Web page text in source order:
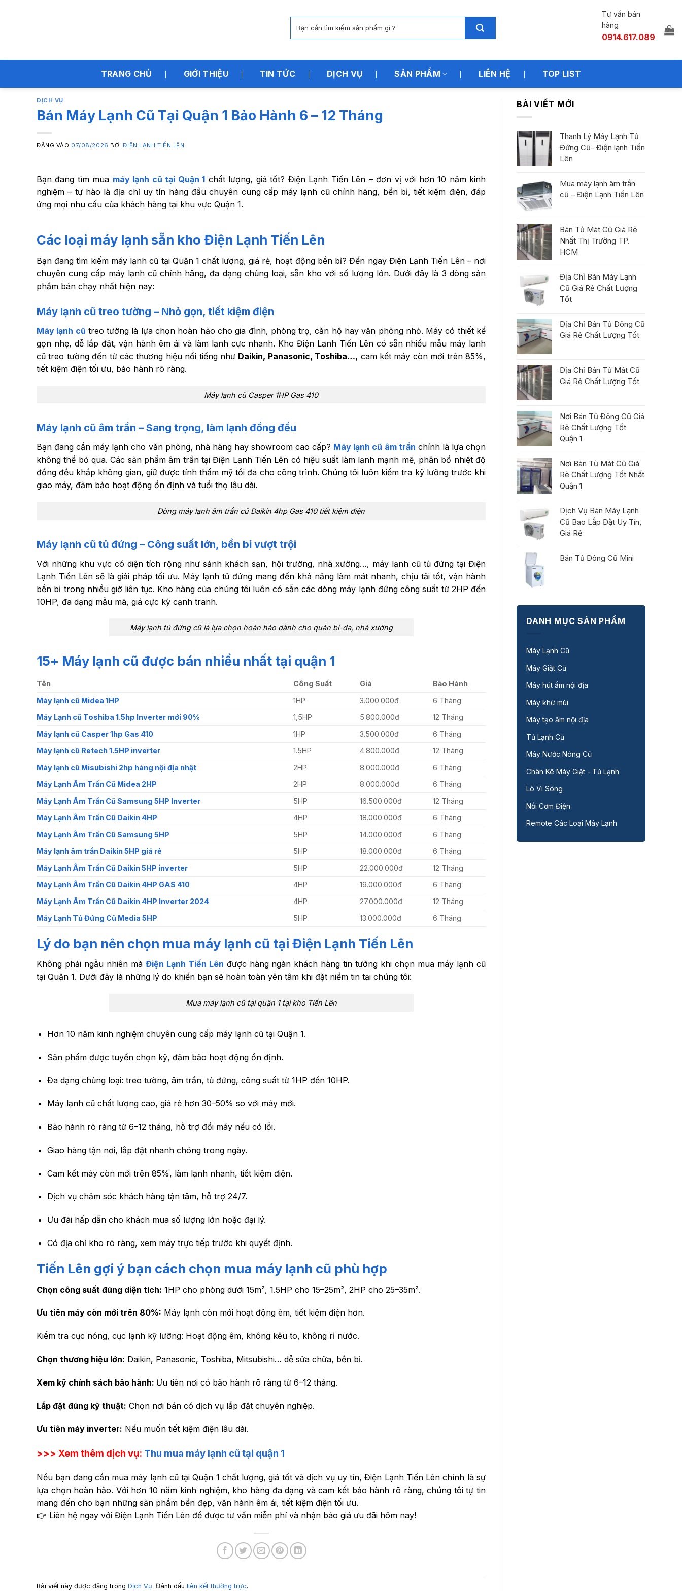
kiếm:
Tư vấn bán
hàng
0914.617.089
TRANG CHỦ GIỚI THIỆU TIN TỨC DỊCH VỤ SẢN PHẨM LIÊN HỆ TOP LIST
DỊCH VỤ
Bán Máy Lạnh Cũ Tại Quận 1 Bảo Hành 6 – 12 Tháng
ĐĂNG VÀO 07/08/2026 BỞIĐIỆN LẠNH TIẾN LÊN
Bạn đang tìm mua máy lạnh cũ tại Quận 1 chất lượng, giá tốt? Điện Lạnh Tiến Lên – đơn vị với hơn 10 năm kinh
nghiệm – tự hào là địa chỉ uy tín hàng đầu chuyên cung cấp máy lạnh cũ chính hãng, bền bỉ, tiết kiệm điện, đáp
ứng mọi nhu cầu của khách hàng tại khu vực Quận 1.
Các loại máy lạnh sẵn kho Điện Lạnh Tiến Lên
Bạn đang tìm kiếm máy lạnh cũ tại Quận 1 chất lượng, giá rẻ, hoạt động bền bỉ? Đến ngay Điện Lạnh Tiến Lên – nơi
chuyên cung cấp máy lạnh cũ chính hãng, đa dạng chủng loại, sẵn kho với số lượng lớn. Dưới đây là 3 dòng sản
phẩm bán chạy nhất hiện nay:
Máy lạnh cũ treo tường – Nhỏ gọn, tiết kiệm điện
Máy lạnh cũ treo tường là lựa chọn hoàn hảo cho gia đình, phòng trọ, căn hộ hay văn phòng nhỏ. Máy có thiết kế
gọn nhẹ, dễ lắp đặt, vận hành êm ái và làm lạnh cực nhanh. Kho Điện Lạnh Tiến Lên có sẵn nhiều mẫu máy lạnh
cũ treo tường đến từ các thương hiệu nổi tiếng như Daikin, Panasonic, Toshiba…, cam kết máy còn mới trên 85%,
tiết kiệm điện tối ưu, bảo hành rõ ràng.
Máy lạnh cũ Casper 1HP Gas 410
Máy lạnh cũ âm trần – Sang trọng, làm lạnh đồng đều
Bạn đang cần máy lạnh cho văn phòng, nhà hàng hay showroom cao cấp? Máy lạnh cũ âm trần chính là lựa chọn
không thể bỏ qua. Các sản phẩm âm trần tại Điện Lạnh Tiến Lên có hiệu suất làm lạnh mạnh mẽ, phân bổ nhiệt độ
đồng đều khắp không gian, giữ được tính thẩm mỹ tối đa cho công trình. Chúng tôi luôn kiểm tra kỹ lưỡng trước khi
giao máy, đảm bảo hoạt động ổn định và tuổi thọ lâu dài.
Dòng máy lạnh âm trần cũ Daikin 4hp Gas 410 tiết kiệm điện
Máy lạnh cũ tủ đứng – Công suất lớn, bền bỉ vượt trội
Với những khu vực có diện tích rộng như sảnh khách sạn, hội trường, nhà xưởng…, máy lạnh cũ tủ đứng tại Điện
Lạnh Tiến Lên sẽ là giải pháp tối ưu. Máy lạnh tủ đứng mang đến khả năng làm mát nhanh, chịu tải tốt, vận hành
bền bỉ trong nhiều giờ liên tục. Kho hàng của chúng tôi luôn có sẵn các dòng máy lạnh đứng công suất từ 2HP đến
10HP, đa dạng mẫu mã, giá cực kỳ cạnh tranh.
Máy lạnh tủ đứng cũ là lựa chọn hoàn hảo dành cho quán bi-da, nhà xưởng
15+ Máy lạnh cũ được bán nhiều nhất tại quận 1
Tên Công Suất Giá
Bảo Hành
Máy lạnh cũ Midea 1HP
1HP 3.000.000đ
6 Tháng
Máy Lạnh cũ Toshiba 1.5hp Inverter mới 90%
1,5HP 5.800.000đ
12 Tháng
Máy lạnh cũ Casper 1hp Gas 410
1HP 3.500.000đ
6 Tháng
Máy lạnh cũ Retech 1.5HP inverter
1.5HP 4.800.000đ
12 Tháng
Máy lạnh cũ Misubishi 2hp hàng nội địa nhật
2HP 8.000.000đ
6 Tháng
Máy Lạnh Âm Trần Cũ Midea 2HP
2HP 8.000.000đ
6 Tháng
Máy Lạnh Âm Trần Cũ Samsung 5HP Inverter
5HP 16.500.000đ
12 Tháng
Máy Lạnh Âm Trần Cũ Daikin 4HP
4HP 18.000.000đ
6 Tháng
Máy Lạnh Âm Trần Cũ Samsung 5HP
5HP 14.000.000đ
6 Tháng
Máy lạnh âm trần Daikin 5HP giá rẻ
5HP 18.000.000đ
6 Tháng
Máy Lạnh Âm Trần Cũ Daikin 5HP inverter
5HP 22.000.000đ
12 Tháng
Máy Lạnh Âm Trần Cũ Daikin 4HP GAS 410
4HP 19.000.000đ
6 Tháng
Máy Lạnh Âm Trần Cũ Daikin 4HP Inverter 2024
4HP 27.000.000đ
12 Tháng
Máy Lạnh Tủ Đứng Cũ Media 5HP
5HP 13.000.000đ 6 Tháng
Lý do bạn nên chọn mua máy lạnh cũ tại Điện Lạnh Tiến Lên
Không phải ngẫu nhiên mà Điện Lạnh Tiến Lên được hàng ngàn khách hàng tin tưởng khi chọn mua máy lạnh cũ
tại Quận 1. Dưới đây là những lý do khiến bạn sẽ hoàn toàn yên tâm khi đặt niềm tin tại chúng tôi:
Mua máy lạnh cũ tại quận 1 tại kho Tiến Lên
Hơn 10 năm kinh nghiệm chuyên cung cấp máy lạnh cũ tại Quận 1.
Sản phẩm được tuyển chọn kỹ, đảm bảo hoạt động ổn định.
Đa dạng chủng loại: treo tường, âm trần, tủ đứng, công suất từ 1HP đến 10HP.
Máy lạnh cũ chất lượng cao, giá rẻ hơn 30–50% so với máy mới.
Bảo hành rõ ràng từ 6–12 tháng, hỗ trợ đổi máy nếu có lỗi.
Giao hàng tận nơi, lắp đặt nhanh chóng trong ngày.
Cam kết máy còn mới trên 85%, làm lạnh nhanh, tiết kiệm điện.
Dịch vụ chăm sóc khách hàng tận tâm, hỗ trợ 24/7.
Ưu đãi hấp dẫn cho khách mua số lượng lớn hoặc đại lý.
Có địa chỉ kho rõ ràng, xem máy trực tiếp trước khi quyết định.
Tiến Lên gợi ý bạn cách chọn mua máy lạnh cũ phù hợp
Chọn công suất đúng diện tích: 1HP cho phòng dưới 15m², 1.5HP cho 15–25m², 2HP cho 25–35m².
Ưu tiên máy còn mới trên 80%: Máy lạnh còn mới hoạt động êm, tiết kiệm điện hơn.
Kiểm tra cục nóng, cục lạnh kỹ lưỡng: Hoạt động êm, không kêu to, không rỉ nước.
Chọn thương hiệu lớn: Daikin, Panasonic, Toshiba, Mitsubishi… dễ sửa chữa, bền bỉ.
Xem kỹ chính sách bảo hành: Ưu tiên nơi có bảo hành rõ ràng từ 6–12 tháng.
Lắp đặt đúng kỹ thuật: Chọn nơi bán có dịch vụ lắp đặt chuyên nghiệp.
Ưu tiên máy inverter: Nếu muốn tiết kiệm điện lâu dài.
>>> Xem thêm dịch vụ: Thu mua máy lạnh cũ tại quận 1
Nếu bạn đang cần mua máy lạnh cũ tại Quận 1 chất lượng, giá tốt và dịch vụ uy tín, Điện Lạnh Tiến Lên chính là sự
lựa chọn hoàn hảo. Với hơn 10 năm kinh nghiệm, kho hàng đa dạng và cam kết bảo hành rõ ràng, chúng tôi tự tin
mang đến cho bạn những sản phẩm bền đẹp, vận hành êm ái, tiết kiệm điện tối ưu.
👉 Liên hệ ngay với Điện Lạnh Tiến Lên để được tư vấn miễn phí và nhận báo giá ưu đãi hôm nay!
Bài viết này được đăng trong Dịch Vụ. Đánh dấu liên kết thường trực.
BÀI VIẾT MỚI
Thanh Lý Máy Lạnh Tủ
Đứng Cũ- Điện lạnh Tiến
Lên
Mua máy lạnh âm trần
cũ – Điện Lạnh Tiến Lên
Bán Tủ Mát Cũ Giá Rẻ
Nhất Thị Trường TP.
HCM
Địa Chỉ Bán Máy Lạnh
Cũ Giá Rẻ Chất Lượng
Tốt
Địa Chỉ Bán Tủ Đông Cũ
Giá Rẻ Chất Lượng Tốt
Địa Chỉ Bán Tủ Mát Cũ
Giá Rẻ Chất Lượng Tốt
Nơi Bán Tủ Đông Cũ Giá
Rẻ Chất Lượng Tốt
Quận 1
Nơi Bán Tủ Mát Cũ Giá
Rẻ Chất Lượng Tốt Nhất
Quận 1
Dịch Vụ Bán Máy Lạnh
Cũ Bao Lắp Đặt Uy Tín,
Giá Rẻ
Bán Tủ Đông Cũ Mini
DANH MỤC SẢN PHẨM
Máy Lạnh Cũ
Máy Giặt Cũ
Máy hút ẩm nội địa
Máy khử mùi
Máy tạo ẩm nội địa
Tủ Lạnh Cũ
Máy Nước Nóng Cũ
Chân Kê Máy Giặt - Tủ Lạnh
Lò Vi Sóng
Nồi Cơm Điện
Remote Các Loại Máy Lạnh